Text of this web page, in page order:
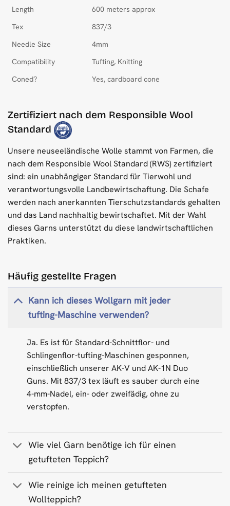
Length
600 meters approx
Tex
837/3
Needle Size
4mm
Compatibility
Tufting, Knitting
Coned?
Yes, cardboard cone
Zertifiziert nach dem Responsible Wool
Standard
Unsere neuseeländische Wolle stammt von Farmen, die
nach dem Responsible Wool Standard (RWS) zertifiziert
sind: ein unabhängiger Standard für Tierwohl und
verantwortungsvolle Landbewirtschaftung. Die Schafe
werden nach anerkannten Tierschutzstandards gehalten
und das Land nachhaltig bewirtschaftet. Mit der Wahl
dieses Garns unterstützt du diese landwirtschaftlichen
Praktiken.
Häufig gestellte Fragen
Kann ich dieses Wollgarn mit jeder
tufting-Maschine verwenden?
Ja. Es ist für Standard-Schnittflor- und
Schlingenflor-tufting-Maschinen gesponnen,
einschließlich unserer AK-V und AK-1N Duo
Guns. Mit 837/3 tex läuft es sauber durch eine
4-mm-Nadel, ein- oder zweifädig, ohne zu
verstopfen.
Wie viel Garn benötige ich für einen
getufteten Teppich?
Wie reinige ich meinen getufteten
Wollteppich?